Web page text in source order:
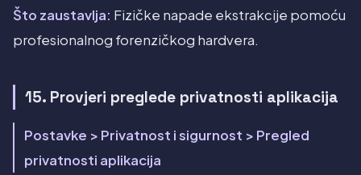
Što zaustavlja: Fizičke napade ekstrakcije pomoću
profesionalnog forenzičkog hardvera.
15. Provjeri preglede privatnosti aplikacija
Postavke > Privatnost i sigurnost > Pregled
privatnosti aplikacija